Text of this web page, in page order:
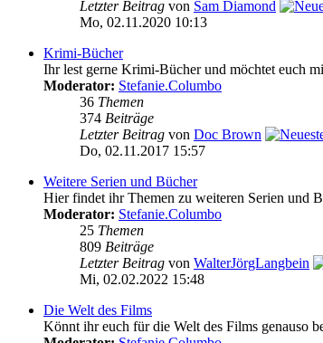
Letzter Beitrag von Sam Diamond
Mo, 02.11.2020 10:13
Krimi-Bücher
Ihr lest gerne Krimi-Bücher und möchtet euch
Moderator: Stefanie.Columbo
36 Themen
374 Beiträge
Letzter Beitrag von Doc Brown
Do, 02.11.2017 15:57
Weitere Serien und Bücher
Hier findet ihr Themen zu weiteren Serien und
Moderator: Stefanie.Columbo
25 Themen
809 Beiträge
Letzter Beitrag von WalterJörgLangbein
Mi, 02.02.2022 15:48
Die Welt des Films
Könnt ihr euch für die Welt des Films genauso